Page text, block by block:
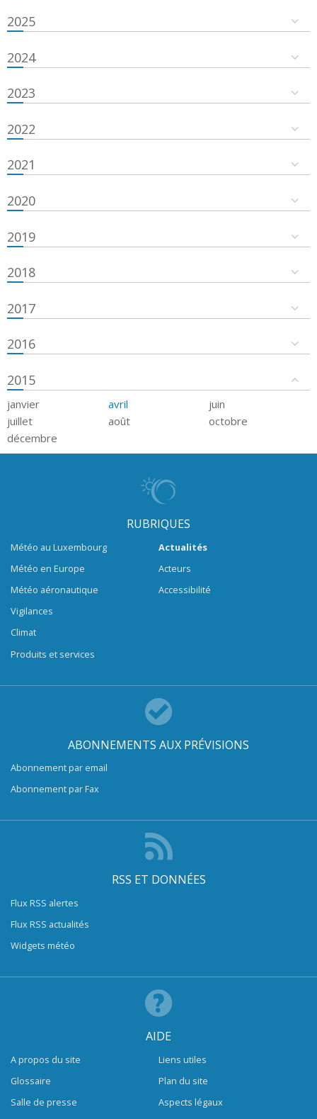
2025
2024
2023
2022
2021
2020
2019
2018
2017
2016
2015
janvier avril
juin
juillet
août
octobre
décembre
RUBRIQUES
Météo au Luxembourg
Météo en Europe
Météo aéronautique
Vigilances
Climat
Produits et services
Actualités
Acteurs
Accessibilité
ABONNEMENTS AUX PRÉVISIONS
Abonnement par email
Abonnement par Fax
RSS ET DONNÉES
Flux RSS alertes
Flux RSS actualités
Widgets météo
AIDE
A propos du site
Glossaire
Salle de presse
Liens utiles
Plan du site
Aspects légaux